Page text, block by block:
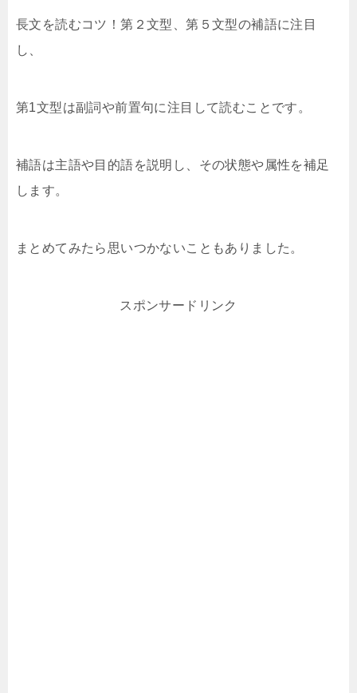
長文を読むコツ！第２文型、第５文型の補語に注目
し、
第1文型は副詞や前置句に注目して読むことです。
補語は主語や目的語を説明し、その状態や属性を補足
します。
まとめてみたら思いつかないこともありました。
スポンサードリンク